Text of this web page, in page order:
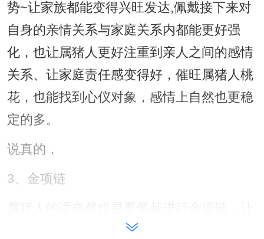
势~让家族都能变得兴旺发达,佩戴接下来对
自身的亲情关系与家庭关系内都能更好强
化，也让属猪人更好注重到亲人之间的感情
关系、让家庭责任感变得好，催旺属猪人桃
花，也能找到心仪对象，感情上自然也更稳
定的多。
说真的，
3、金项链
自己的生活都能更顺风顺水，提高个人魅力